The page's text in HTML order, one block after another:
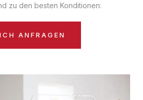
zu den besten Konditionen:
ANFRAGEN